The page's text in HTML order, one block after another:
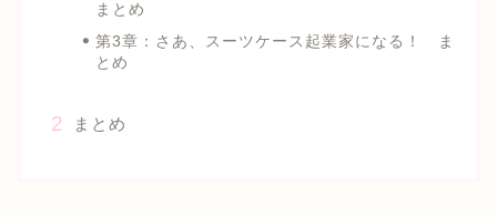
まとめ
第3章：さあ、スーツケース起業家になる！ ま
とめ
まとめ